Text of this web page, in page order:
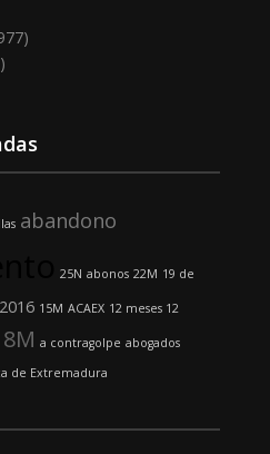
abandono
25N abonos 22M 19 de
2016 15M ACAEX 12 meses 12
8M a contragolpe abogados
de Extremadura